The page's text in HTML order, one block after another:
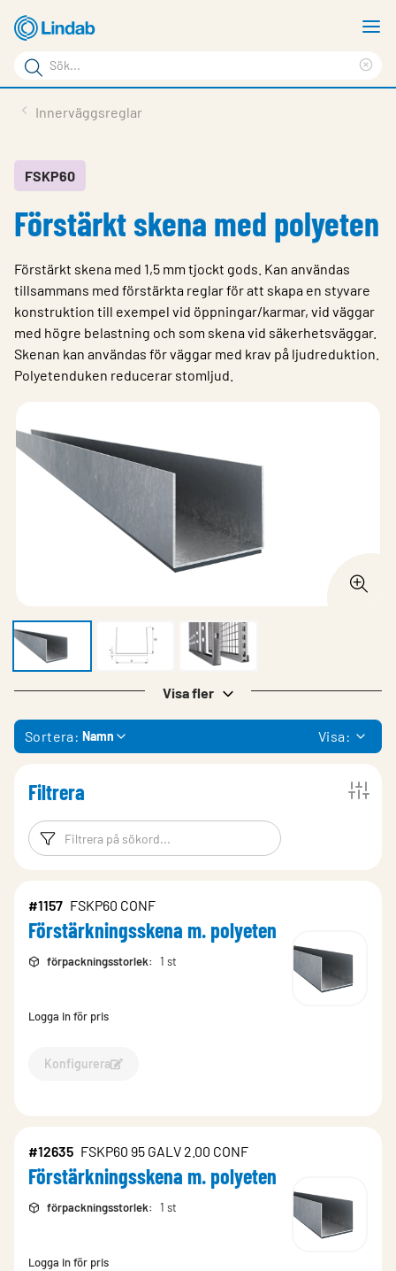
Hoppa
till
huvudinnehållet
Sökord
Sök
på
Service & Support
Hållbarhet
Kontakt
Choose languge
Innerväggsreglar
FSKP60
Förstärkt skena med polyeten
Förstärkt skena med 1,5 mm tjockt gods. Kan användas
tillsammans med förstärkta reglar för att skapa en styvare
konstruktion till exempel vid öppningar/karmar, vid väggar
med högre belastning och som skena vid säkerhetsväggar.
Skenan kan användas för väggar med krav på ljudreduktion.
Polyetenduken reducerar stomljud.
Visa fler
Sortera: Namn Visa:
Filtrera
Filtreringsord Filtrera
#1157 FSKP60 CONF
Förstärkningsskena m. polyeten
förpackningsstorlek: 1 st
Logga in för pris
Konfigurera
Konfigurera Förstärkningsskena m. polyeten-1157
#12635 FSKP60 95 GALV 2.00 CONF
Förstärkningsskena m. polyeten
förpackningsstorlek: 1 st
Logga in för pris